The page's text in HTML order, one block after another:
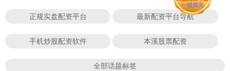
正规实盘配资平台 最新配资平台导航
手机炒股配资软件 本溪股票配资
全部话题标签